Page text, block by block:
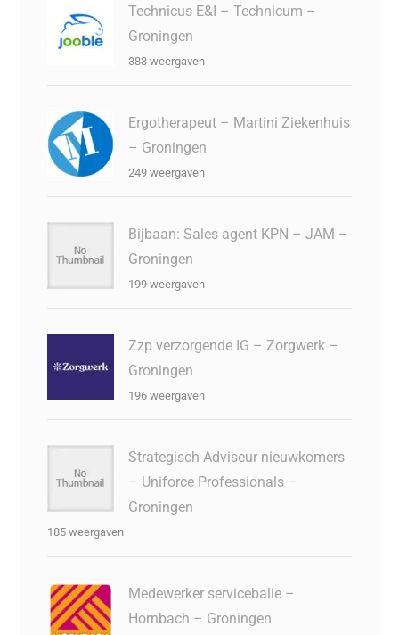
Technicus E&I – Technicum –
Groningen
383 weergaven
Ergotherapeut – Martini Ziekenhuis
– Groningen
249 weergaven
Bijbaan: Sales agent KPN – JAM –
Groningen
199 weergaven
Zzp verzorgende IG – Zorgwerk –
Groningen
196 weergaven
Strategisch Adviseur nieuwkomers
– Uniforce Professionals –
Groningen
185 weergaven
Medewerker servicebalie –
Hornbach – Groningen